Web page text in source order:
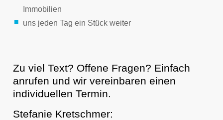
Immobilien
uns jeden Tag ein Stück weiter
Zu viel Text? Offene Fragen? Einfach
anrufen und wir vereinbaren einen
individuellen Termin.
Stefanie Kretschmer: